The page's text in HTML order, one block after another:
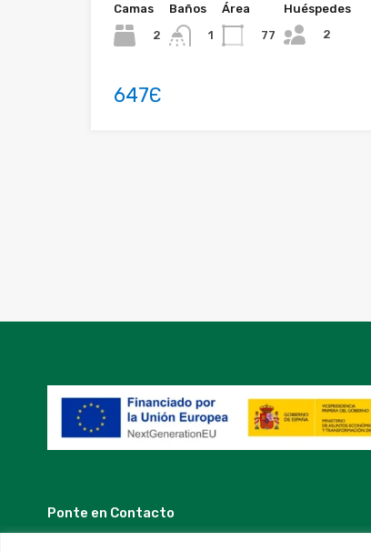
Camas
2
Baños
1
Área
77
Huéspedes
2
647Є
Ponte en Contacto